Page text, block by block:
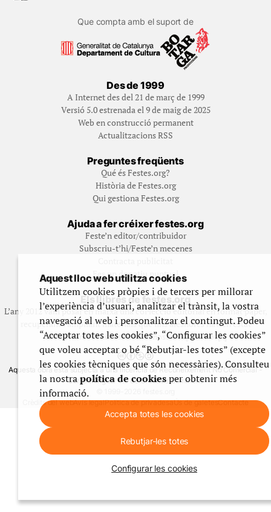
Que compta amb el suport de
Des de 1999
A Internet des del 21 de març de 1999
Versió 5.0 estrenada el 9 de maig de 2025
Web en construcció permanent
Actualitzacions RSS
Preguntes freqüents
Qué és Festes.org?
Història de Festes.org
Qui gestiona Festes.org
Ajuda a fer créixer festes.org
Feste’n editor/contribuidor
Subscriu-t’hi/Feste’n mecenes
Fes un donatiu puntual
Els llibres de festes.org
L’any 2012 vam posar en marxa una col·lecció editorial en format paper,
recuperant i ampliant materials que fins aleshores havien estat
exclusivament accessibles al nostre espai web. [+]
Aquesta obra està subjecta a una llicència de Reconeixement No Comercial -
CompartirIgual 4.0 de Creative Commons
Crèdits del webAvís legalPolítica de privadesaÚs de galetesContacte
Aquest lloc web utilitza cookies
Utilitzem cookies pròpies i de tercers per millorar
l’experiència d’usuari, analitzar el trànsit, la vostra
navegació al web i personalitzar el contingut. Podeu
“Acceptar totes les cookies”, “Configurar les cookies”
que voleu acceptar o bé “Rebutjar-les totes” (excepte
les cookies tècniques que són necessàries). Consulteu
la nostrapolítica de cookiesper obtenir més
informació.
Accepta totes les cookies
Rebutjar-les totes
Configurar les cookies